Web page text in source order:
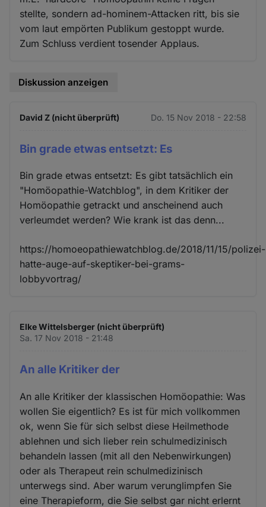
stellte, sondern ad-hominem-Attacken ritt, bis sie
vom laut empörten Publikum gestoppt wurde.
Zum Schluss verdient tosender Applaus.
Diskussion anzeigen
David Z (nicht überprüft) Do. 15 Nov 2018 - 22:58
Bin grade etwas entsetzt: Es
Bin grade etwas entsetzt: Es gibt tatsächlich ein
"Homöopathie-Watchblog", in dem Kritiker der
Homöopathie getrackt und anscheinend auch
verleumdet werden? Wie krank ist das denn...
https://homoeopathiewatchblog.de/2018/11/15/polizei-
hatte-auge-auf-skeptiker-bei-grams-
lobbyvortrag/
Elke Wittelsberger (nicht überprüft)
Sa. 17 Nov 2018 - 21:48
An alle Kritiker der
An alle Kritiker der klassischen Homöopathie: Was
wollen Sie eigentlich? Es ist für mich vollkommen
ok, wenn Sie für sich selbst diese Heilmethode
ablehnen und sich lieber rein schulmedizinisch
behandeln lassen (mit all den Nebenwirkungen)
oder als Therapeut rein schulmedizinisch
unterwegs sind. Aber warum verunglimpfen Sie
eine Therapieform, die Sie selbst gar nicht erlernt